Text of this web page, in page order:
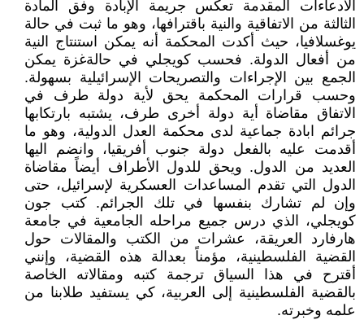
الادعاءات المقدمة تعكس جريمة الإبادة وفق المادة
الثالثة من الاتفاقية والنية باقترافها، وهو ما ثبت في حالة
يوغسلافيا، حيث أكدت المحكمة أنه يمكن استنتاج النية
من أفعال الدولة. فحسب كويجلي في حالةغزة يمكن
الجمع بين الإجراءات والتصريحات الإسرائيلية بسهولة.
وحسب قرارات المحكمة يحق لأية دولة طرف في
الاتفاق مقاضاة أية دولة أخرى طرف، يشتبه بارتكابها
جرائم ابادة جماعية لدى محكمة العدل الدولية، وهو ما
أقدمت عليه بالفعل دولة جنوب أفريقيا، وانضم اليها
العديد من الدول. ويحق للدول الأطراف أيضاً مقاضاة
الدول التي تقدم المساعدات العسكرية لإسرائيل، حتى
وإن لم تشارك بنفسها في تلك الجرائم. كتب جون
كويجلي، الذي درس جميع مراحله الجامعية في جامعة
هارفارد العريقة، عشرات من الكتب والمقالات حول
القضية الفلسطينية، مؤمناً بعدالة هذه القضية، وإنني
أقترح في هذا السياق ترجمة كتبه ومقالاته الخاصة
بالقضية الفلسطينية إلى العربية، كي يستفيد طلابنا من
علمه وخبرته.